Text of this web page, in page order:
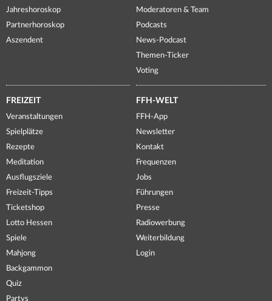
Jahreshoroskop
Partnerhoroskop
Aszendent
Moderatoren & Team
Podcasts
News-Podcast
Themen-Ticker
Voting
FREIZEIT
Veranstaltungen
Spielplätze
Rezepte
Meditation
Ausflugsziele
Freizeit-Tipps
Ticketshop
Lotto Hessen
Spiele
Mahjong
Backgammon
Quiz
Partys
FFH-WELT
FFH-App
Newsletter
Kontakt
Frequenzen
Jobs
Führungen
Presse
Radiowerbung
Weiterbildung
Login